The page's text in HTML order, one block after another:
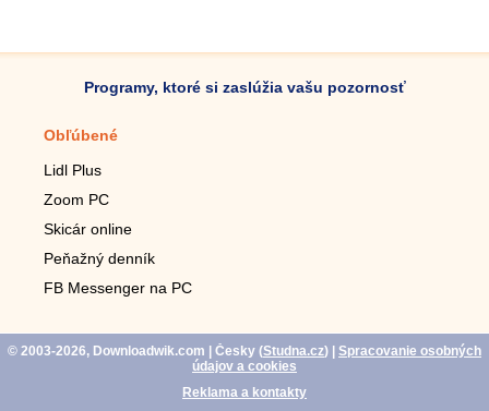
Programy, ktoré si zaslúžia vašu pozornosť
Obľúbené
Lidl Plus
Zoom PC
Skicár online
Peňažný denník
FB Messenger na PC
© 2003-2026, Downloadwik.com | Česky (Studna.cz)
Spracovanie osobných
údajov a cookies
Reklama a kontakty